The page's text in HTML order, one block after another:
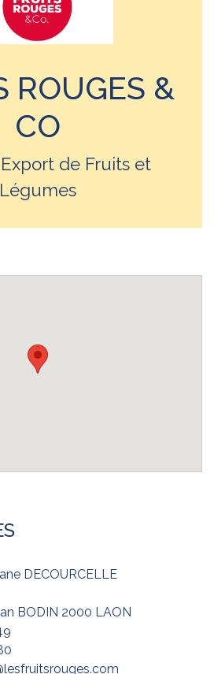
ROUGES &
CO
de Fruits et
Légumes
DECOURCELLE
BODIN 2000 LAON